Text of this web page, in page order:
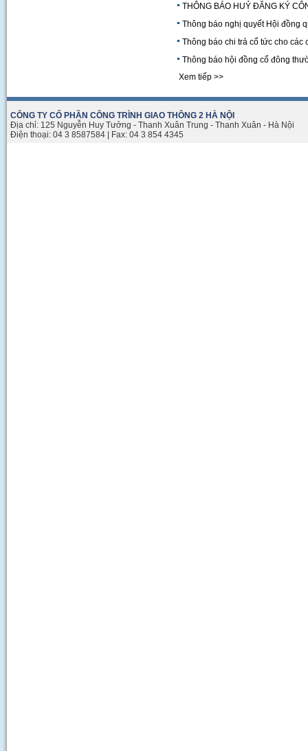
THÔNG BÁO HUỶ ĐĂNG KÝ
Thông báo nghị quyết Hội đồng
Thông báo chi trả cổ tức cho các
Thông báo hội đồng cổ đông
Xem tiếp >>
CÔNG TY CỔ PHẦN CÔNG TRÌNH GIAO THÔNG 2 HÀ NỘI
Địa chỉ: 125 Nguyễn Huy Tưởng - Thanh Xuân Trung - Thanh Xuân - Hà Nội
Điện thoại: 04 3 8587584 | Fax: 04 3 854 4345